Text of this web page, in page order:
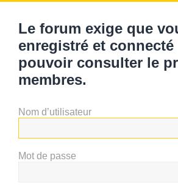
Le forum exige que
enregistré et
pouvoir consulter le
membres.
Nom d’utilisateur
Mot de passe